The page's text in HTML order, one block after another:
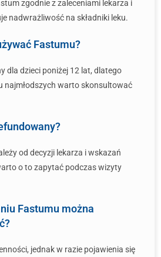
zgodnie z zaleceniami lekarza i
nadwrażliwość na składniki leku.
Fastumu?
dla dzieci poniżej 12 lat, dlatego
najmłodszych warto skonsultować
od decyzji lekarza i wskazań
o to zapytać podczas wizyty
Fastumu można
jednak w razie pojawienia się